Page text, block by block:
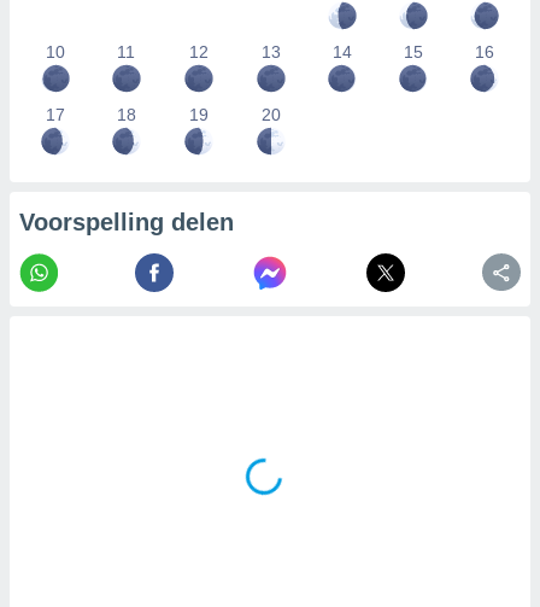
10 11 12 13 14 15 16
17 18 19 20
Voorspelling delen